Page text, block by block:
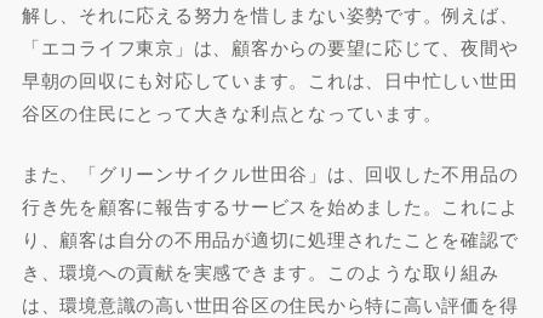
解し、それに応える努力を惜しまない姿勢です。例えば、
「エコライフ東京」は、顧客からの要望に応じて、夜間や
早朝の回収にも対応しています。これは、日中忙しい世田
谷区の住民にとって大きな利点となっています。
また、「グリーンサイクル世田谷」は、回収した不用品の
行き先を顧客に報告するサービスを始めました。これによ
り、顧客は自分の不用品が適切に処理されたことを確認で
き、環境への貢献を実感できます。このような取り組み
は、環境意識の高い世田谷区の住民から特に高い評価を得